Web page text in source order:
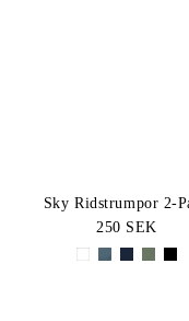
Sky Ridstrumpor 2-
250 SEK